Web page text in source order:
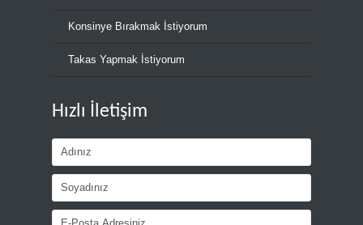
Konsinye Bırakmak İstiyorum
Takas Yapmak İstiyorum
Hızlı İletişim